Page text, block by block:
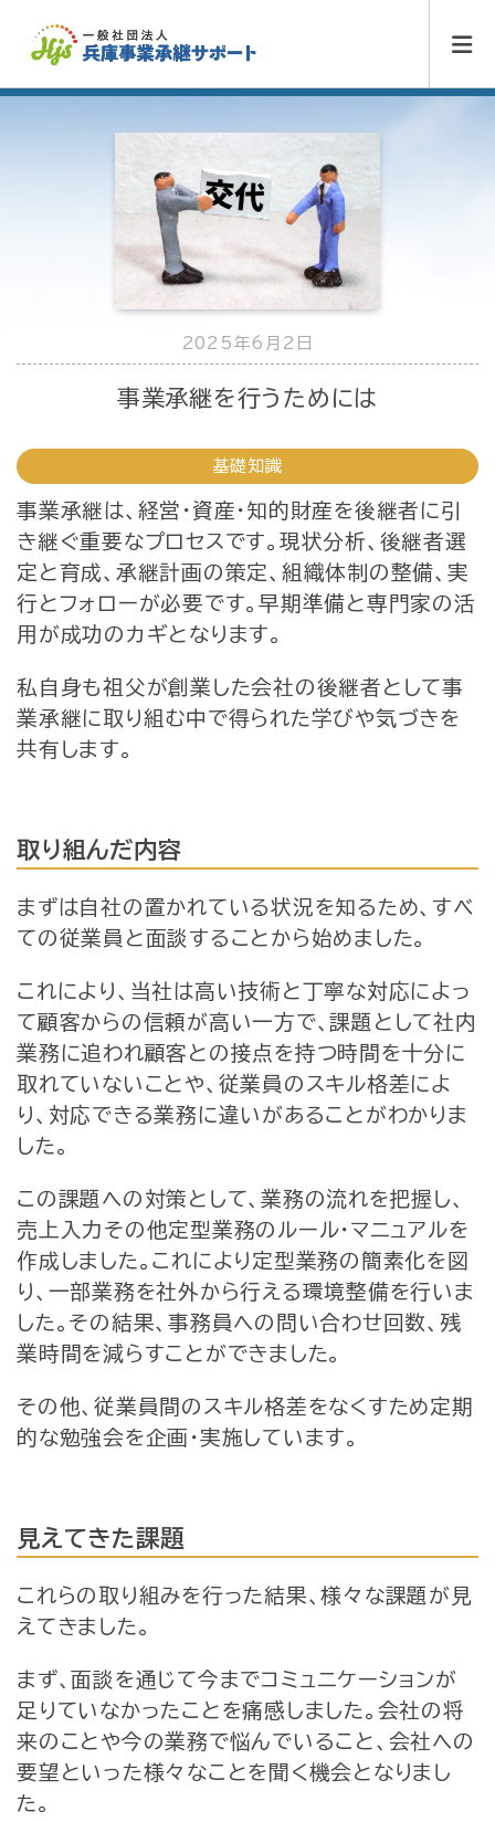
2025年6月2日
事業承継を行うためには
基礎知識
事業承継は、経営・資産・知的財産を後継者に引
き継ぐ重要なプロセスです。現状分析、後継者選
定と育成、承継計画の策定、組織体制の整備、実
行とフォローが必要です。早期準備と専門家の活
用が成功のカギとなります。
私自身も祖父が創業した会社の後継者として事
業承継に取り組む中で得られた学びや気づきを
共有します。
取り組んだ内容
まずは自社の置かれている状況を知るため、すべ
ての従業員と面談することから始めました。
これにより、当社は高い技術と丁寧な対応によっ
て顧客からの信頼が高い一方で、課題として社内
業務に追われ顧客との接点を持つ時間を十分に
取れていないことや、従業員のスキル格差によ
り、対応できる業務に違いがあることがわかりま
した。
この課題への対策として、業務の流れを把握し、
売上入力その他定型業務のルール・マニュアルを
作成しました。これにより定型業務の簡素化を図
り、一部業務を社外から行える環境整備を行いま
した。その結果、事務員への問い合わせ回数、残
業時間を減らすことができました。
その他、従業員間のスキル格差をなくすため定期
的な勉強会を企画・実施しています。
見えてきた課題
これらの取り組みを行った結果、様々な課題が見
えてきました。
まず、面談を通じて今までコミュニケーションが
足りていなかったことを痛感しました。会社の将
来のことや今の業務で悩んでいること、会社への
要望といった様々なことを聞く機会となりまし
た。